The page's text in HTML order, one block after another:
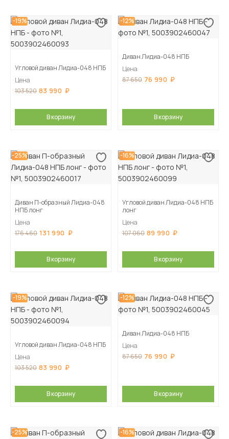
-19%
Угловой диван Лидиа-048 НПБ
Цена
103 520 83 990
В корзину
-12%
Диван Лидиа-048 НПБ
Цена
87 650 76 990
В корзину
-25%
Диван П-образный Лидиа-048
НПБ лонг
Цена
176 460 131 990
В корзину
-16%
Угловой диван Лидиа-048 НПБ
лонг
Цена
107 060 89 990
В корзину
-19%
Угловой диван Лидиа-048 НПБ
Цена
103 520 83 990
В корзину
-12%
Диван Лидиа-048 НПБ
Цена
87 650 76 990
В корзину
-25% -16%